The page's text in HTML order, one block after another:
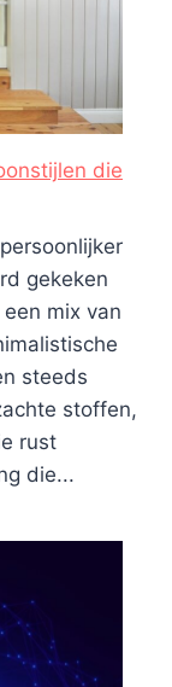
die
gekeken
mix van
steeds
stoffen,
rust
die...